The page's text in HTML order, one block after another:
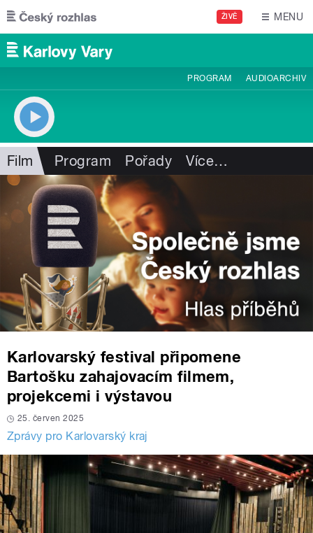
Přejít k hlavnímu obsahu
ŽIVĚ MENU
PROGRAM AUDIOARCHIV
Film Program Pořady Více…
Karlovarský festival připomene
Bartošku zahajovacím filmem,
projekcemi i výstavou
25. červen 2025
Zprávy pro Karlovarský kraj